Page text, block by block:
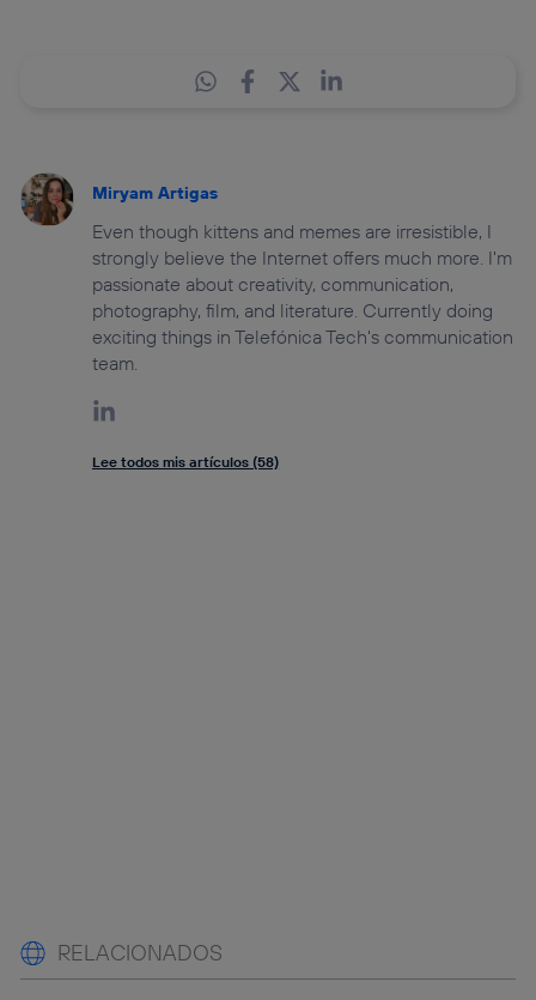
Miryam Artigas
Even though kittens and memes are irresistible, I
strongly believe the Internet offers much more. I'm
passionate about creativity, communication,
photography, film, and literature. Currently doing
exciting things in Telefónica Tech's communication
team.
Lee todos mis artículos (58)
RELACIONADOS